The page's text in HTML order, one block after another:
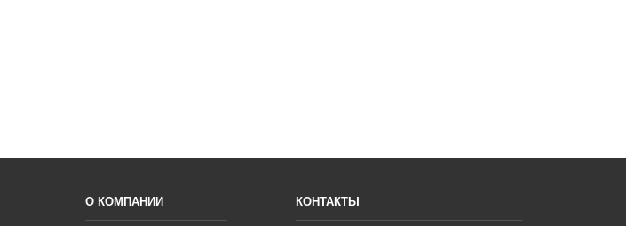
О КОМПАНИИ КОНТАКТЫ